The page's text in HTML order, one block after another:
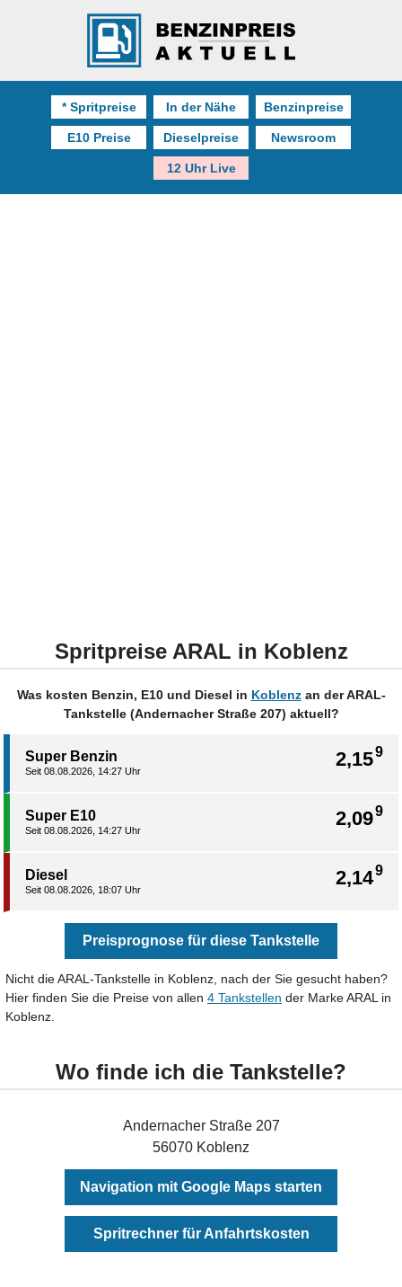
* Spritpreise In der Nähe Benzinpreise
E10 Preise Dieselpreise Newsroom
12 Uhr Live
Spritpreise ARAL in Koblenz
Was kosten Benzin, E10 und Diesel in Koblenzan der ARAL-
Tankstelle (Andernacher Straße 207) aktuell?
2,159
Super Benzin
Seit 08.08.2026, 14:27 Uhr
2,099
Super E10
Seit 08.08.2026, 14:27 Uhr
2,149
Diesel
Seit 08.08.2026, 18:07 Uhr
Preisprognose für diese Tankstelle
Nicht die ARAL-Tankstelle in Koblenz, nach der Sie gesucht haben?
Hier finden Sie die Preise von allen 4 Tankstellen der Marke ARAL in
Koblenz.
Wo finde ich die Tankstelle?
Andernacher Straße 207
56070 Koblenz
Navigation mit Google Maps starten
Spritrechner für Anfahrtskosten